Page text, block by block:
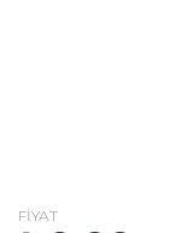
FIYAT